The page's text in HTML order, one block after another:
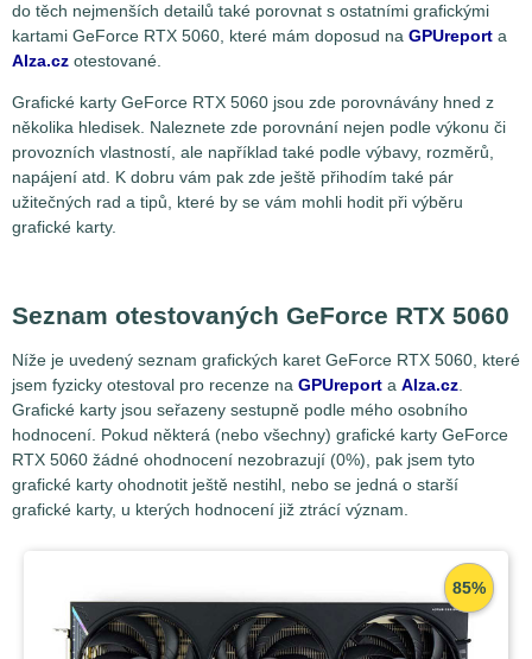
do těch nejmenších detailů také porovnat s ostatními grafickými
kartami GeForce RTX 5060, které mám doposud na GPUreport a
Alza.cz otestované.
Grafické karty GeForce RTX 5060 jsou zde porovnávány hned z
několika hledisek. Naleznete zde porovnání nejen podle výkonu či
provozních vlastností, ale například také podle výbavy, rozměrů,
napájení atd. K dobru vám pak zde ještě přihodím také pár
užitečných rad a tipů, které by se vám mohli hodit při výběru
grafické karty.
Seznam otestovaných GeForce RTX 5060
Níže je uvedený seznam grafických karet GeForce RTX 5060, které
jsem fyzicky otestoval pro recenze na GPUreport a Alza.cz
Grafické karty jsou seřazeny sestupně podle mého osobního
hodnocení. Pokud některá (nebo všechny) grafické karty GeForce
RTX 5060 žádné ohodnocení nezobrazují (0%), pak jsem tyto
grafické karty ohodnotit ještě nestihl, nebo se jedná o starší
grafické karty, u kterých hodnocení již ztrácí význam.
85%